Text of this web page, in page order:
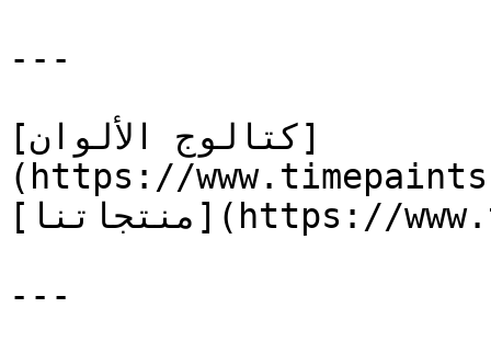
---
[كتالوج الألوان]
(https://
[منتجاتنا](https://www.timepaints.com/ar/products)
---